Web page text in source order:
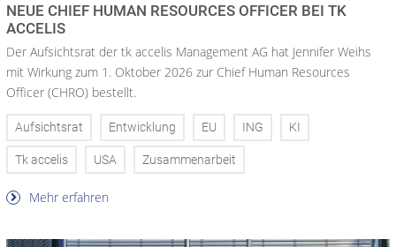
NEUE CHIEF HUMAN RESOURCES OFFICER BEI TK
ACCELIS
Der Aufsichtsrat der tk accelis Management AG hat Jennifer Weihs
mit Wirkung zum 1. Oktober 2026 zur Chief Human Resources
Officer (CHRO) bestellt.
Aufsichtsrat Entwicklung EU ING KI
Tk accelis USA Zusammenarbeit
Mehr erfahren